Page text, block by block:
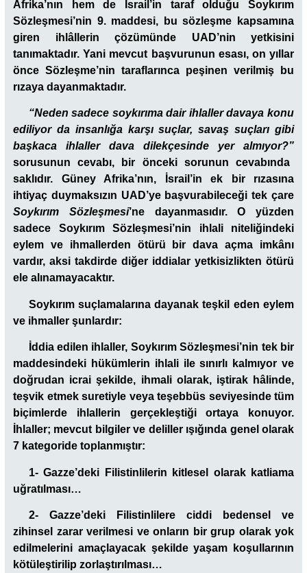
Afrika’nın hem de İsrail’in taraf olduğu Soykırım
Sözleşmesi’nin 9. maddesi, bu sözleşme kapsamına
giren ihlâllerin çözümünde UAD’nin yetkisini
tanımaktadır. Yani mevcut başvurunun esası, on yıllar
önce Sözleşme’nin taraflarınca peşinen verilmiş bu
rızaya dayanmaktadır.
“Neden sadece soykırıma dair ihlaller davaya konu
ediliyor da insanlığa karşı suçlar, savaş suçları gibi
başkaca ihlaller dava dilekçesinde yer almıyor?”
sorusunun cevabı, bir önceki sorunun cevabında
saklıdır. Güney Afrika’nın, İsrail’in ek bir rızasına
ihtiyaç duymaksızın UAD’ye başvurabileceği tek çare
Soykırım Sözleşmesi’ne dayanmasıdır. O yüzden
sadece Soykırım Sözleşmesi’nin ihlali niteliğindeki
eylem ve ihmallerden ötürü bir dava açma imkânı
vardır, aksi takdirde diğer iddialar yetkisizlikten ötürü
ele alınamayacaktır.
Soykırım suçlamalarına dayanak teşkil eden eylem
ve ihmaller şunlardır:
İddia edilen ihlaller, Soykırım Sözleşmesi’nin tek bir
maddesindeki hükümlerin ihlali ile sınırlı kalmıyor ve
doğrudan icrai şekilde, ihmali olarak, iştirak hâlinde,
teşvik etmek suretiyle veya teşebbüs seviyesinde tüm
biçimlerde ihlallerin gerçekleştiği ortaya konuyor.
İhlaller; mevcut bilgiler ve deliller ışığında genel olarak
7 kategoride toplanmıştır:
1- Gazze’deki Filistinlilerin kitlesel olarak katliama
uğratılması…
2- Gazze’deki Filistinlilere ciddi bedensel ve
zihinsel zarar verilmesi ve onların bir grup olarak yok
edilmelerini amaçlayacak şekilde yaşam koşullarının
kötüleştirilip zorlaştırılması…